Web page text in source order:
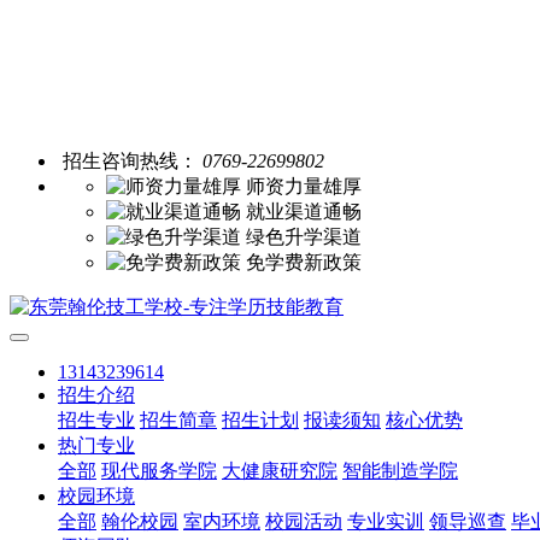
招生咨询热线：
0769-22699802
师资力量雄厚
就业渠道通畅
绿色升学渠道
免学费新政策
13143239614
招生介绍
招生专业 招生简章 招生计划 报读须知 核心优势
热门专业
全部 现代服务学院 大健康研究院 智能制造学院
校园环境
全部 翰伦校园 室内环境 校园活动 专业实训 领导巡查 毕